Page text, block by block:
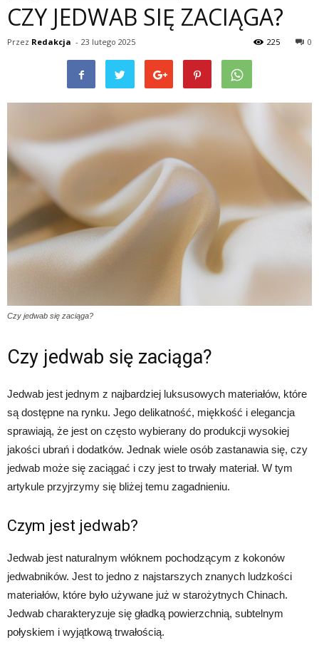
CZY JEDWAB SIĘ ZACIĄGA?
Przez Redakcja - 23 lutego 2025 0
225
Czy jedwab się zaciąga?
Czy jedwab się zaciąga?
Jedwab jest jednym z najbardziej luksusowych materiałów, które
są dostępne na rynku. Jego delikatność, miękkość i elegancja
sprawiają, że jest on często wybierany do produkcji wysokiej
jakości ubrań i dodatków. Jednak wiele osób zastanawia się, czy
jedwab może się zaciągać i czy jest to trwały materiał. W tym
artykule przyjrzymy się bliżej temu zagadnieniu.
Czym jest jedwab?
Jedwab jest naturalnym włóknem pochodzącym z kokonów
jedwabników. Jest to jedno z najstarszych znanych ludzkości
materiałów, które było używane już w starożytnych Chinach.
Jedwab charakteryzuje się gładką powierzchnią, subtelnym
połyskiem i wyjątkową trwałością.